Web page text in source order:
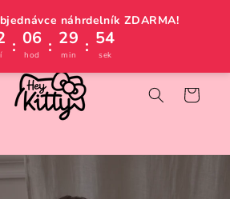
na první nákup💸
Košík
náhrdelník ZDARMA!
: 06
hod : 29
min : 53
sek